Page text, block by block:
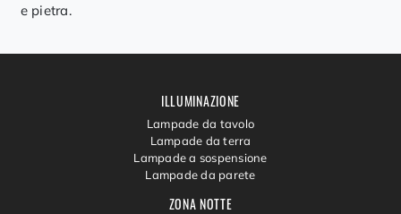
e pietra.
ZONA NOTTE
ILLUMINAZIONE
Lampade da tavolo
Lampade da terra
Lampade a sospensione
Lampade da parete